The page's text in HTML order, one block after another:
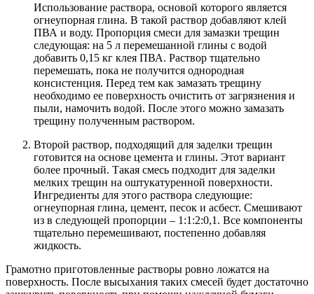
Использование раствора, основой которого является
огнеупорная глина. В такой раствор добавляют клей
ПВА и воду. Пропорция смеси для замазки трещин
следующая: на 5 л перемешанной глины с водой
добавить 0,15 кг клея ПВА. Раствор тщательно
перемешать, пока не получится однородная
консистенция. Перед тем как замазать трещину
необходимо ее поверхность очистить от загрязнения и
пыли, намочить водой. После этого можно замазать
трещину полученным раствором.
Второй раствор, подходящий для заделки трещин
готовится на основе цемента и глины. Этот вариант
более прочный. Такая смесь подходит для заделки
мелких трещин на оштукатуренной поверхности.
Ингредиенты для этого раствора следующие:
огнеупорная глина, цемент, песок и асбест. Смешивают
из в следующей пропорции – 1:1:2:0,1. Все компоненты
тщательно перемешивают, постепенно добавляя
жидкость.
Грамотно приготовленные растворы ровно ложатся на
поверхность. После высыхания таких смесей будет достаточно